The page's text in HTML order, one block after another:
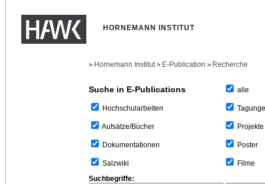
HORNEMANN INSTITUT
> Hornemann Institut > E-Publication > Recherche
Suche in E-Publications
Hochschularbeiten
Aufsätze/Bücher
Dokumentationen
Salzwiki
alle
Projekte
Poster
Filme
Suchbegriffe: